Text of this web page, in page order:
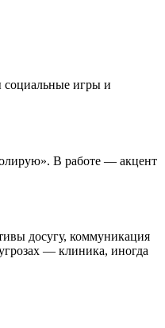
социальные игры и
В работе — акцент
досугу, коммуникация
— клиника, иногда